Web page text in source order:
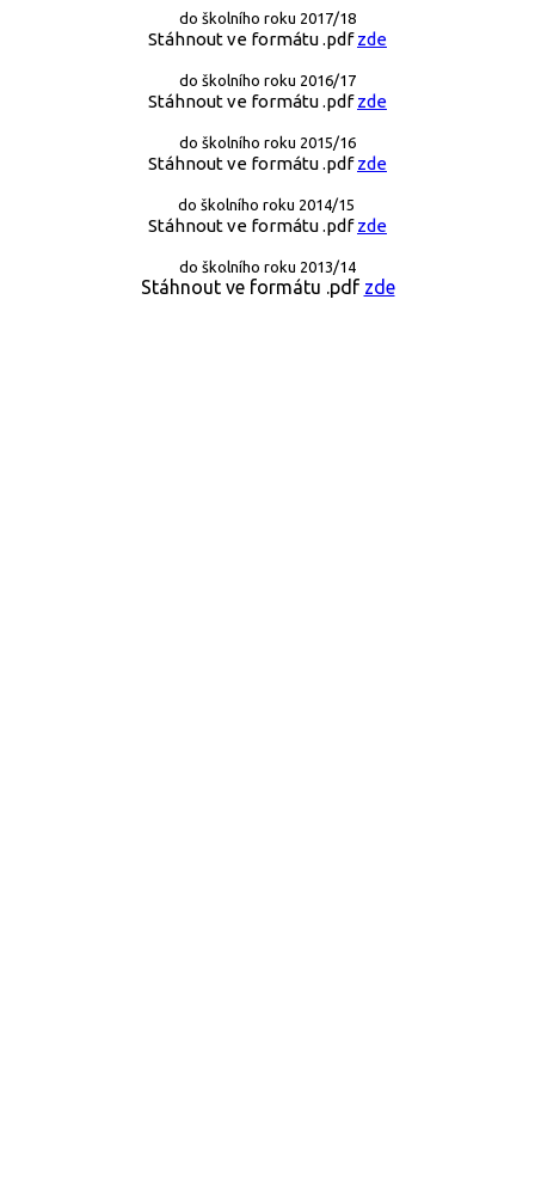
do školního roku 2017/18
Stáhnout ve formátu .pdfzde
do školního roku 2016/17
Stáhnout ve formátu .pdfzde
do školního roku 2015/16
Stáhnout ve formátu .pdfzde
do školního roku 2014/15
Stáhnout ve formátu .pdfzde
do školního roku 2013/14
Stáhnout ve formátu .pdf zde